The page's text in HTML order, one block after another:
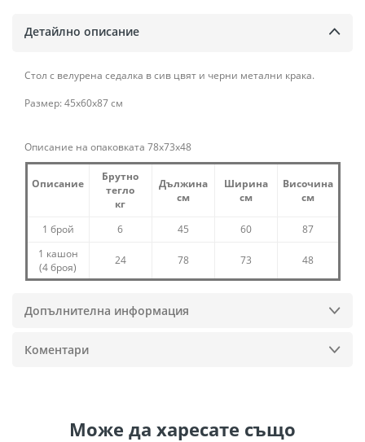
Детайлно описание
Стол с велурена седалка в сив цвят и черни метални крака.
Размер: 45x60x87 см
Описание на опаковката 78x73x48
Описание
Брутно
тегло
кг
Дължина
см
Ширина
см
Височина
см
1 брой 6 45 60
87
1 кашон
(4 броя)
24 78 73 48
Допълнителна информация
Коментари
Може да харесате също